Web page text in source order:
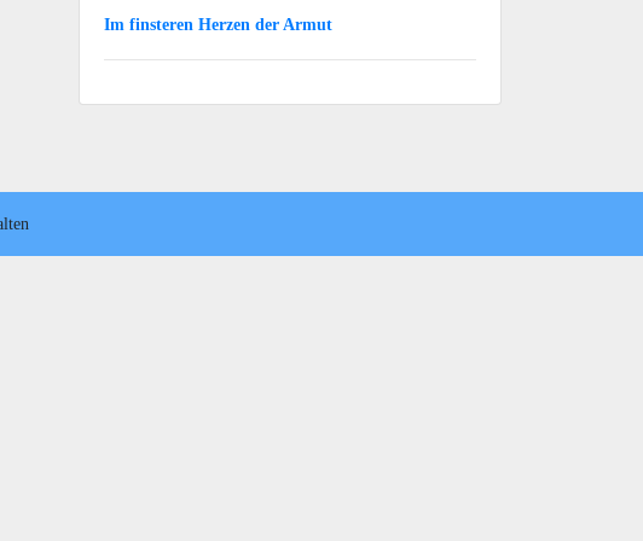
Im finsteren Herzen der Armut